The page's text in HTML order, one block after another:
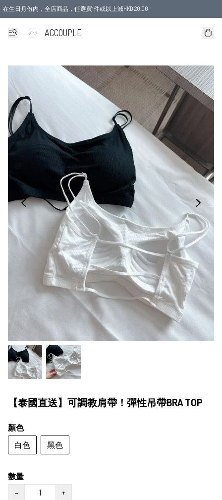
在生日月份内，全店商品，任選買1件或以上減HKD 20.00
ACCOUPLE
【泰國直送】可調教肩帶！彈性吊帶BRA TOP
顏色
白色
黑色
數量
−
+